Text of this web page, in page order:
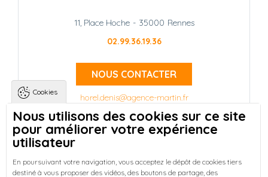
11, Place Hoche - 35000 Rennes
02.99.36.19.36
NOUS CONTACTER
horel.denis@agence-martin.fr
Landing pagesQui sommes-nous ?
-
Réussir votre achat immobilier à Rennes
-
Cookies
Nous utilisons des cookies sur ce site
pour améliorer votre expérience
utilisateur
En poursuivant votre navigation, vous acceptez le dépôt de cookies tiers
destiné à vous proposer des vidéos, des boutons de partage, des